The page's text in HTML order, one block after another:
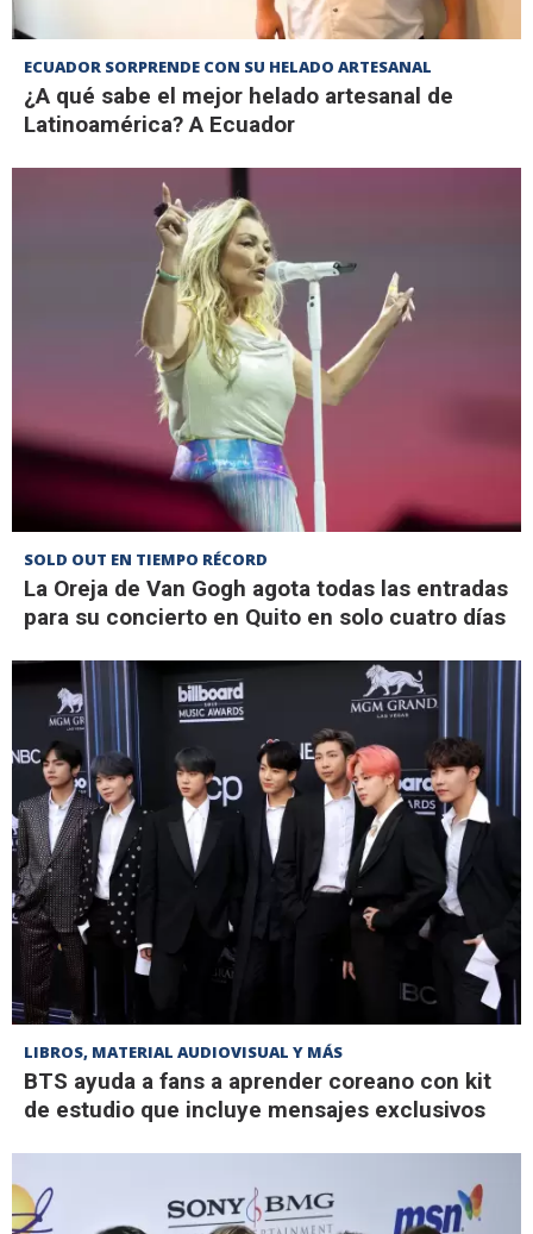
ECUADOR SORPRENDE CON SU HELADO ARTESANAL
¿A qué sabe el mejor helado artesanal de
Latinoamérica? A Ecuador
SOLD OUT EN TIEMPO RÉCORD
La Oreja de Van Gogh agota todas las entradas
para su concierto en Quito en solo cuatro días
LIBROS, MATERIAL AUDIOVISUAL Y MÁS
BTS ayuda a fans a aprender coreano con kit
de estudio que incluye mensajes exclusivos